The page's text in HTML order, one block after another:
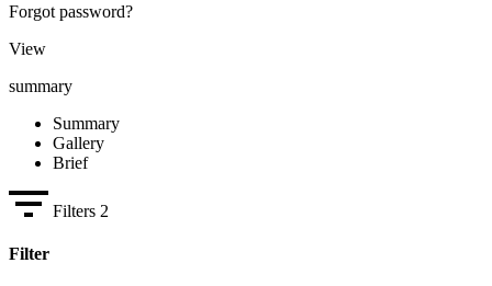
Forgot password?
View
summary
Summary
Gallery
Brief
Filters 2
Filter